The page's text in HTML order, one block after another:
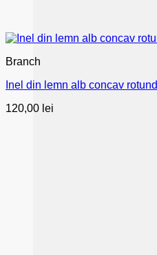
Branch
Inel din lemn alb concav rotund
120,00 lei